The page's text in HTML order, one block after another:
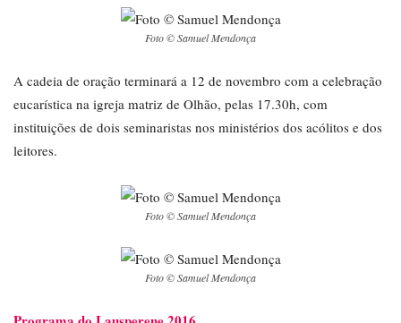
Foto © Samuel Mendonça
A cadeia de oração terminará a 12 de novembro com a celebração
eucarística na igreja matriz de Olhão, pelas 17.30h, com
instituições de dois seminaristas nos ministérios dos acólitos e dos
leitores.
Foto © Samuel Mendonça
Foto © Samuel Mendonça